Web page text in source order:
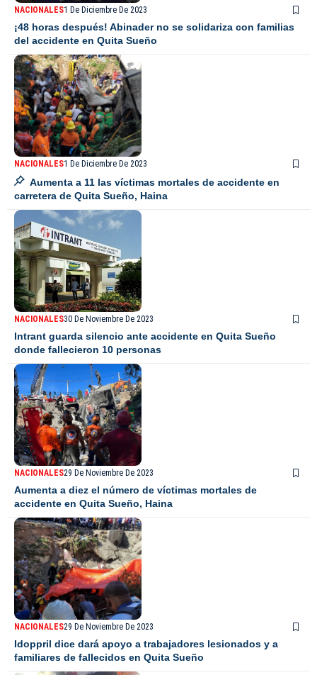
NACIONALES1 De Diciembre De 2023
¡48 horas después! Abinader no se solidariza con familias
del accidente en Quita Sueño
NACIONALES1 De Diciembre De 2023
Aumenta a 11 las víctimas mortales de accidente en
carretera de Quita Sueño, Haina
NACIONALES30 De Noviembre De 2023
Intrant guarda silencio ante accidente en Quita Sueño
donde fallecieron 10 personas
NACIONALES29 De Noviembre De 2023
Aumenta a diez el número de víctimas mortales de
accidente en Quita Sueño, Haina
NACIONALES29 De Noviembre De 2023
Idoppril dice dará apoyo a trabajadores lesionados y a
familiares de fallecidos en Quita Sueño